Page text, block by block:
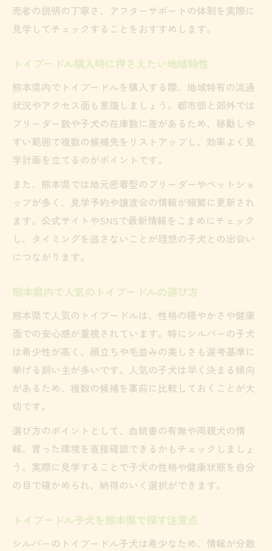
売者の説明の丁寧さ、アフターサポートの体制を実際に
見学してチェックすることをおすすめします。
トイプードル購入時に押さえたい地域特性
熊本県内でトイプードルを購入する際、地域特有の流通
状況やアクセス面も意識しましょう。都市部と郊外では
ブリーダー数や子犬の在庫数に差があるため、移動しや
すい範囲で複数の候補先をリストアップし、効率よく見
学計画を立てるのがポイントです。
また、熊本県では地元密着型のブリーダーやペットショ
ップが多く、見学予約や譲渡会の情報が頻繁に更新され
ます。公式サイトやSNSで最新情報をこまめにチェック
し、タイミングを逃さないことが理想の子犬との出会い
につながります。
熊本県内で人気のトイプードルの選び方
熊本県で人気のトイプードルは、性格の穏やかさや健康
面での安心感が重視されています。特にシルバーの子犬
は希少性が高く、顔立ちや毛並みの美しさも選考基準に
挙げる飼い主が多いです。人気の子犬は早く決まる傾向
があるため、複数の候補を事前に比較しておくことが大
切です。
選び方のポイントとして、血統書の有無や両親犬の情
報、育った環境を直接確認できるかもチェックしましょ
う。実際に見学することで子犬の性格や健康状態を自分
の目で確かめられ、納得のいく選択ができます。
トイプードル子犬を熊本県で探す注意点
シルバーのトイプードル子犬は希少なため、情報が分散